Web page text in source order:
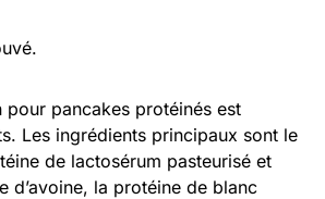
pour pancakes protéinés est
Les ingrédients principaux sont le
de lactosérum pasteurisé et
d’avoine, la protéine de blanc